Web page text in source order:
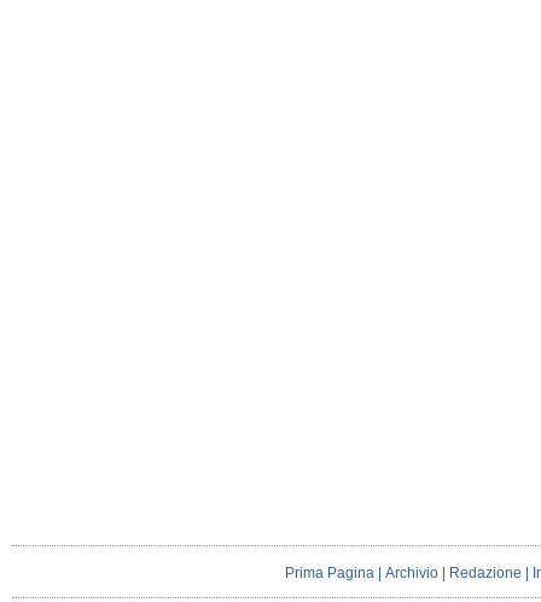
Prima Pagina |Archivio Redazione